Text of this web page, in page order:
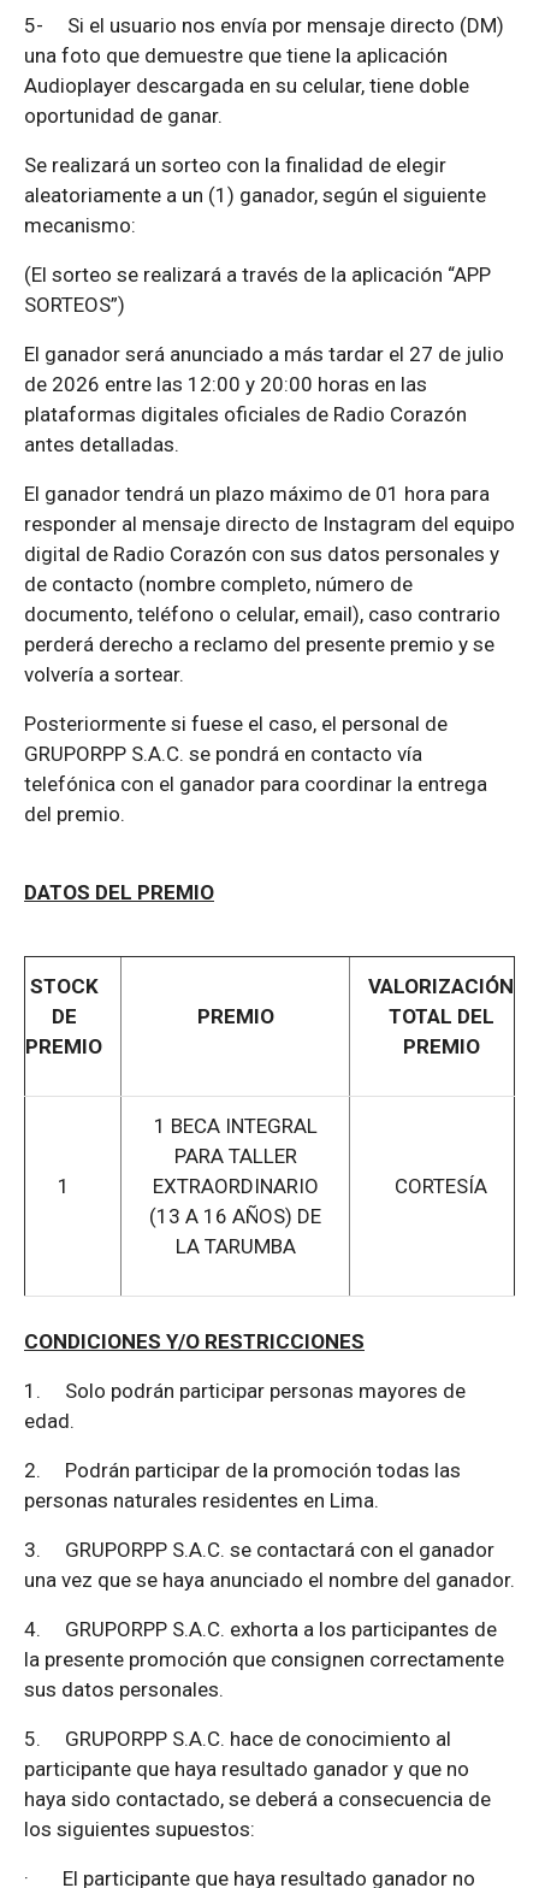
5- Si el usuario nos envía por mensaje directo (DM)
una foto que demuestre que tiene la aplicación
Audioplayer descargada en su celular, tiene doble
oportunidad de ganar.
Se realizará un sorteo con la finalidad de elegir
aleatoriamente a un (1) ganador, según el siguiente
mecanismo:
(El sorteo se realizará a través de la aplicación “APP
SORTEOS”)
El ganador será anunciado a más tardar el 27 de julio
de 2026 entre las 12:00 y 20:00 horas en las
plataformas digitales oficiales de Radio Corazón
antes detalladas.
El ganador tendrá un plazo máximo de 01 hora para
responder al mensaje directo de Instagram del equipo
digital de Radio Corazón con sus datos personales y
de contacto (nombre completo, número de
documento, teléfono o celular, email), caso contrario
perderá derecho a reclamo del presente premio y se
volvería a sortear.
Posteriormente si fuese el caso, el personal de
GRUPORPP S.A.C. se pondrá en contacto vía
telefónica con el ganador para coordinar la entrega
del premio.
DATOS DEL PREMIO
STOCK
DE
PREMIO
PREMIO
VALORIZACIÓN
TOTAL DEL
PREMIO
1
1 BECA INTEGRAL
PARA TALLER
EXTRAORDINARIO
(13 A 16 AÑOS) DE
LA TARUMBA
CORTESÍA
CONDICIONES Y/O RESTRICCIONES
1. Solo podrán participar personas mayores de
edad.
2. Podrán participar de la promoción todas las
personas naturales residentes en Lima.
3. GRUPORPP S.A.C. se contactará con el ganador
una vez que se haya anunciado el nombre del ganador.
4. GRUPORPP S.A.C. exhorta a los participantes de
la presente promoción que consignen correctamente
sus datos personales.
5. GRUPORPP S.A.C. hace de conocimiento al
participante que haya resultado ganador y que no
haya sido contactado, se deberá a consecuencia de
los siguientes supuestos:
· El participante que haya resultado ganador no